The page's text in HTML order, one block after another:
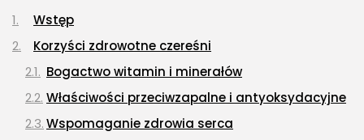
Wstęp
Korzyści zdrowotne czereśni
Bogactwo witamin i minerałów
Właściwości przeciwzapalne i antyoksydacyjne
Wspomaganie zdrowia serca